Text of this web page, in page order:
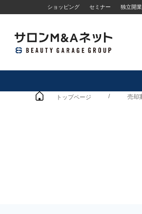
ショッピング セミナー 独立開業
トップページ / 売却